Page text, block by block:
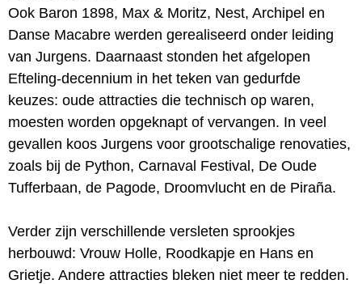
Ook Baron 1898, Max & Moritz, Nest, Archipel en
Danse Macabre werden gerealiseerd onder leiding
van Jurgens. Daarnaast stonden het afgelopen
Efteling-decennium in het teken van gedurfde
keuzes: oude attracties die technisch op waren,
moesten worden opgeknapt of vervangen. In veel
gevallen koos Jurgens voor grootschalige renovaties,
zoals bij de Python, Carnaval Festival, De Oude
Tufferbaan, de Pagode, Droomvlucht en de Piraña.
Verder zijn verschillende versleten sprookjes
herbouwd: Vrouw Holle, Roodkapje en Hans en
Grietje. Andere attracties bleken niet meer te redden.